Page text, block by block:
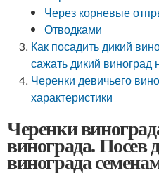
Через корневые
Отводками
Как посадить дикий
сажать дикий виноград
Черенки девичьего
характеристики
Черенки
винограда. Посев
винограда